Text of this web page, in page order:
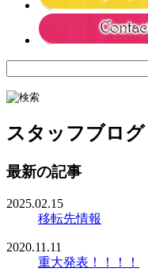
スタッフブログ
最新の記事
2025.02.15
移転先情報
2020.11.11
重大発表！！！！